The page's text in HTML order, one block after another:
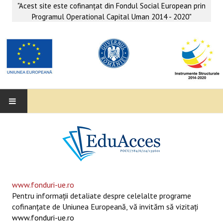
"Acest site este cofinanţat din Fondul Social European prin
Programul Operational Capital Uman 2014 - 2020"
SUPORT EDUCAȚIONAL MATEMATICĂ- INFORMATICĂ
SERVICII PSIHO-SOCIALE
www.fonduri-ue.ro
Pentru informaţii detaliate despre celelalte programe
cofinanţate de Uniunea Europeană, vă invităm să vizitaţi
www.fonduri-ue.ro